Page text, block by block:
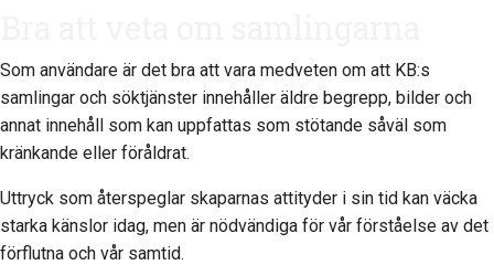
Som användare är det bra att vara medveten om att KB:s
samlingar och söktjänster innehåller äldre begrepp, bilder och
annat innehåll som kan uppfattas som stötande såväl som
kränkande eller föråldrat.
Uttryck som återspeglar skaparnas attityder i sin tid kan väcka
starka känslor idag, men är nödvändiga för vår förståelse av det
förflutna och vår samtid.